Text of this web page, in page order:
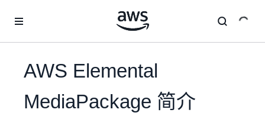
AWS Elemental
MediaPackage 简介